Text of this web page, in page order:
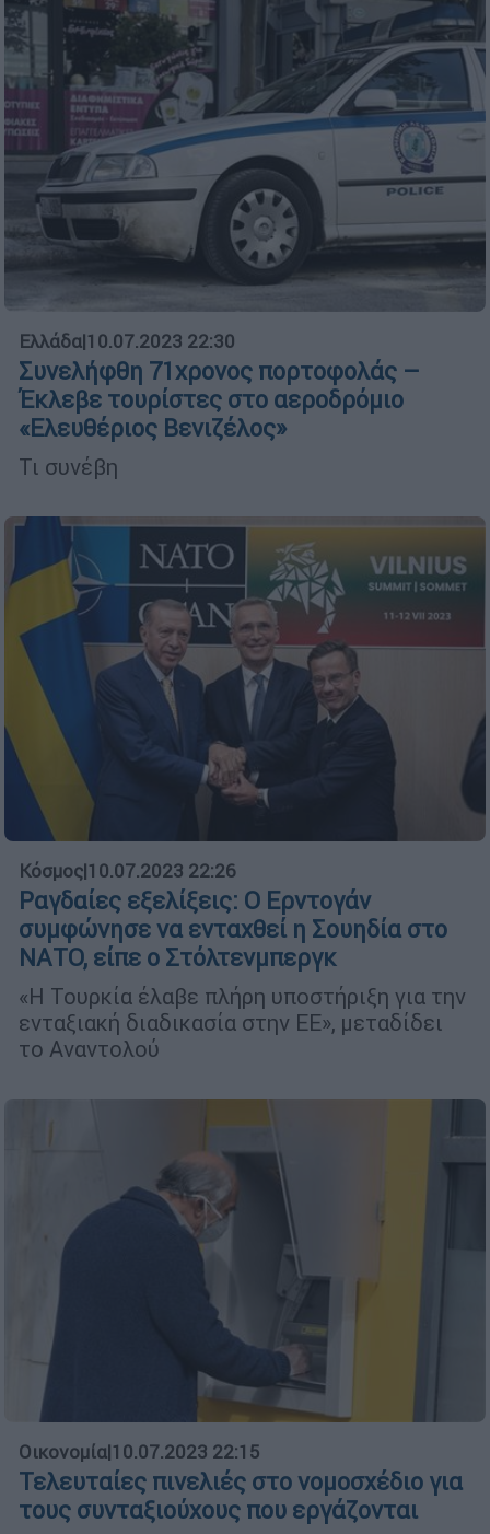
Ελλάδα|10.07.2023 22:30
Συνελήφθη 71χρονος πορτοφολάς –
Έκλεβε τουρίστες στο αεροδρόμιο
«Ελευθέριος Βενιζέλος»
Τι συνέβη
Κόσμος|10.07.2023 22:26
Ραγδαίες εξελίξεις: Ο Ερντογάν
συμφώνησε να ενταχθεί η Σουηδία στο
ΝΑΤΟ, είπε ο Στόλτενμπεργκ
«Η Τουρκία έλαβε πλήρη υποστήριξη για την
ενταξιακή διαδικασία στην ΕΕ», μεταδίδει
το Αναντολού
Οικονομία|10.07.2023 22:15
Τελευταίες πινελιές στο νομοσχέδιο για
τους συνταξιούχους που εργάζονται